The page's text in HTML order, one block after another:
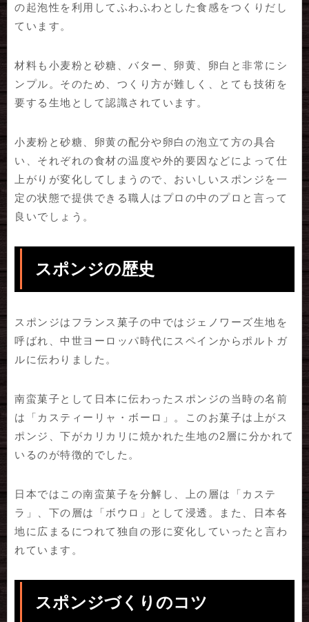
の起泡性を利用してふわふわとした食感をつくりだし
ています。
材料も小麦粉と砂糖、バター、卵黄、卵白と非常にシ
ンプル。そのため、つくり方が難しく、とても技術を
要する生地として認識されています。
小麦粉と砂糖、卵黄の配分や卵白の泡立て方の具合
い、それぞれの食材の温度や外的要因などによって仕
上がりが変化してしまうので、おいしいスポンジを一
定の状態で提供できる職人はプロの中のプロと言って
良いでしょう。
スポンジの歴史
スポンジはフランス菓子の中ではジェノワーズ生地を
呼ばれ、中世ヨーロッパ時代にスペインからポルトガ
ルに伝わりました。
南蛮菓子として日本に伝わったスポンジの当時の名前
は「カスティーリャ・ボーロ」。このお菓子は上がス
ポンジ、下がカリカリに焼かれた生地の2層に分かれて
いるのが特徴的でした。
日本ではこの南蛮菓子を分解し、上の層は「カステ
ラ」、下の層は「ボウロ」として浸透。また、日本各
地に広まるにつれて独自の形に変化していったと言わ
れています。
スポンジづくりのコツ